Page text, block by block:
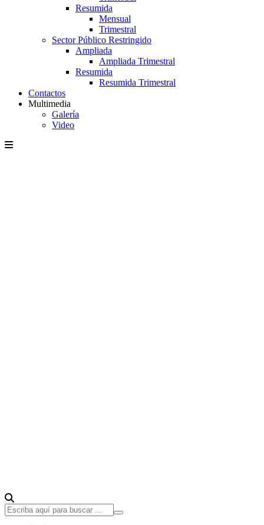
Resumida
Mensual
Trimestral
Sector Público Restringido
Ampliada
Ampliada Trimestral
Resumida
Resumida Trimestral
Contactos
Multimedia
Galería
Video